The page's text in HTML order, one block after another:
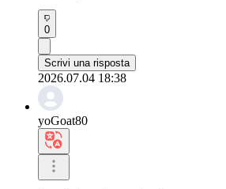
0
Scrivi una risposta
2026.07.04 18:38
yoGoat80